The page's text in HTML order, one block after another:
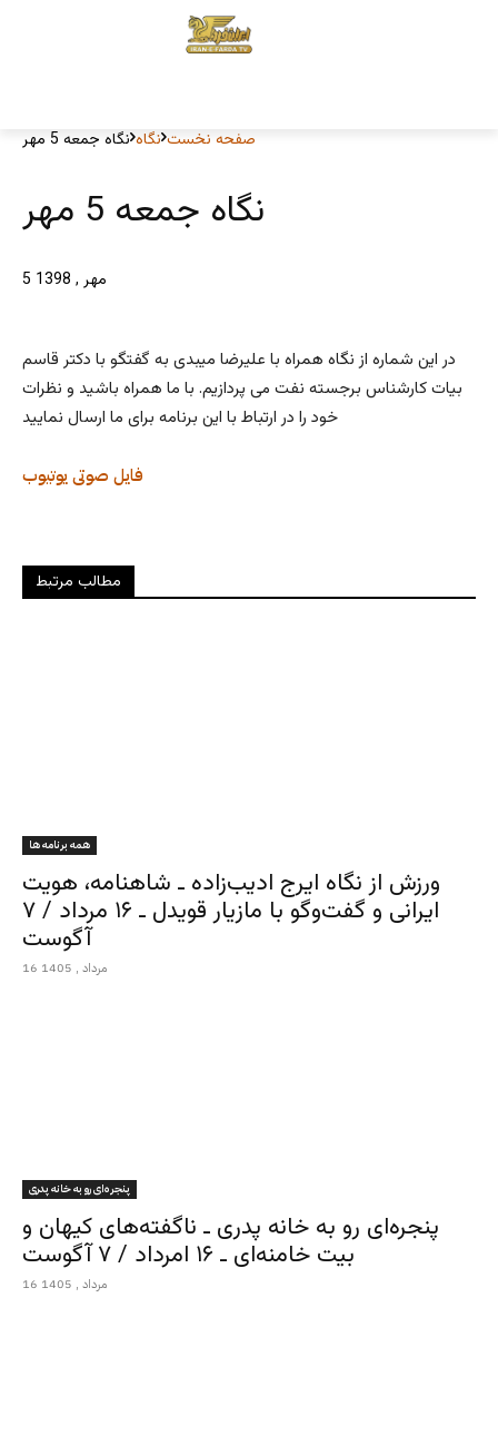
صفحه نخست نگاه نگاه جمعه 5 مهر
نگاه جمعه 5 مهر
5 مهر , 1398
در این شماره از نگاه همراه با علیرضا میبدی به گفتگو با دکتر قاسم
بیات کارشناس برجسته نفت می پردازیم. با ما همراه باشید و نظرات
خود را در ارتباط با این برنامه برای ما ارسال نمایید
یوتیوب فایل صوتی
مطالب مرتبط
همه برنامه ها
ورزش از نگاه ایرج ادیب‌زاده ـ شاهنامه، هویت
ایرانی و گفت‌وگو با مازیار قویدل ـ ۱۶ مرداد / ۷
آگوست
16 مرداد , 1405
پنجره‌ای رو به خانه پدری
پنجره‌ای رو به خانه پدری ـ ناگفته‌های کیهان و
بیت خامنه‌ای ـ ۱۶ امرداد / ۷ آگوست
16 مرداد , 1405